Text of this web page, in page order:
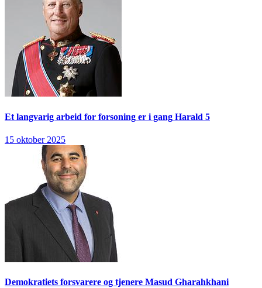
Et langvarig arbeid for forsoning er i gang Harald 5
15 oktober 2025
Demokratiets forsvarere og tjenere Masud Gharahkhani